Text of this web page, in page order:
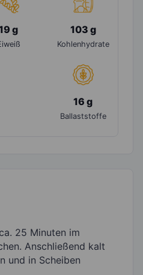
g 103 g
Kohlenhydrate
16 g
Ballaststoffe
25 Minuten im
Anschließend kalt
und in Scheiben